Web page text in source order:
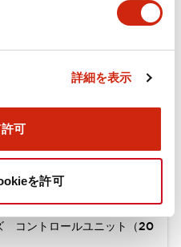
詳細を表示
可
を許可
コントロールユニット（20
コントロールユニット（20